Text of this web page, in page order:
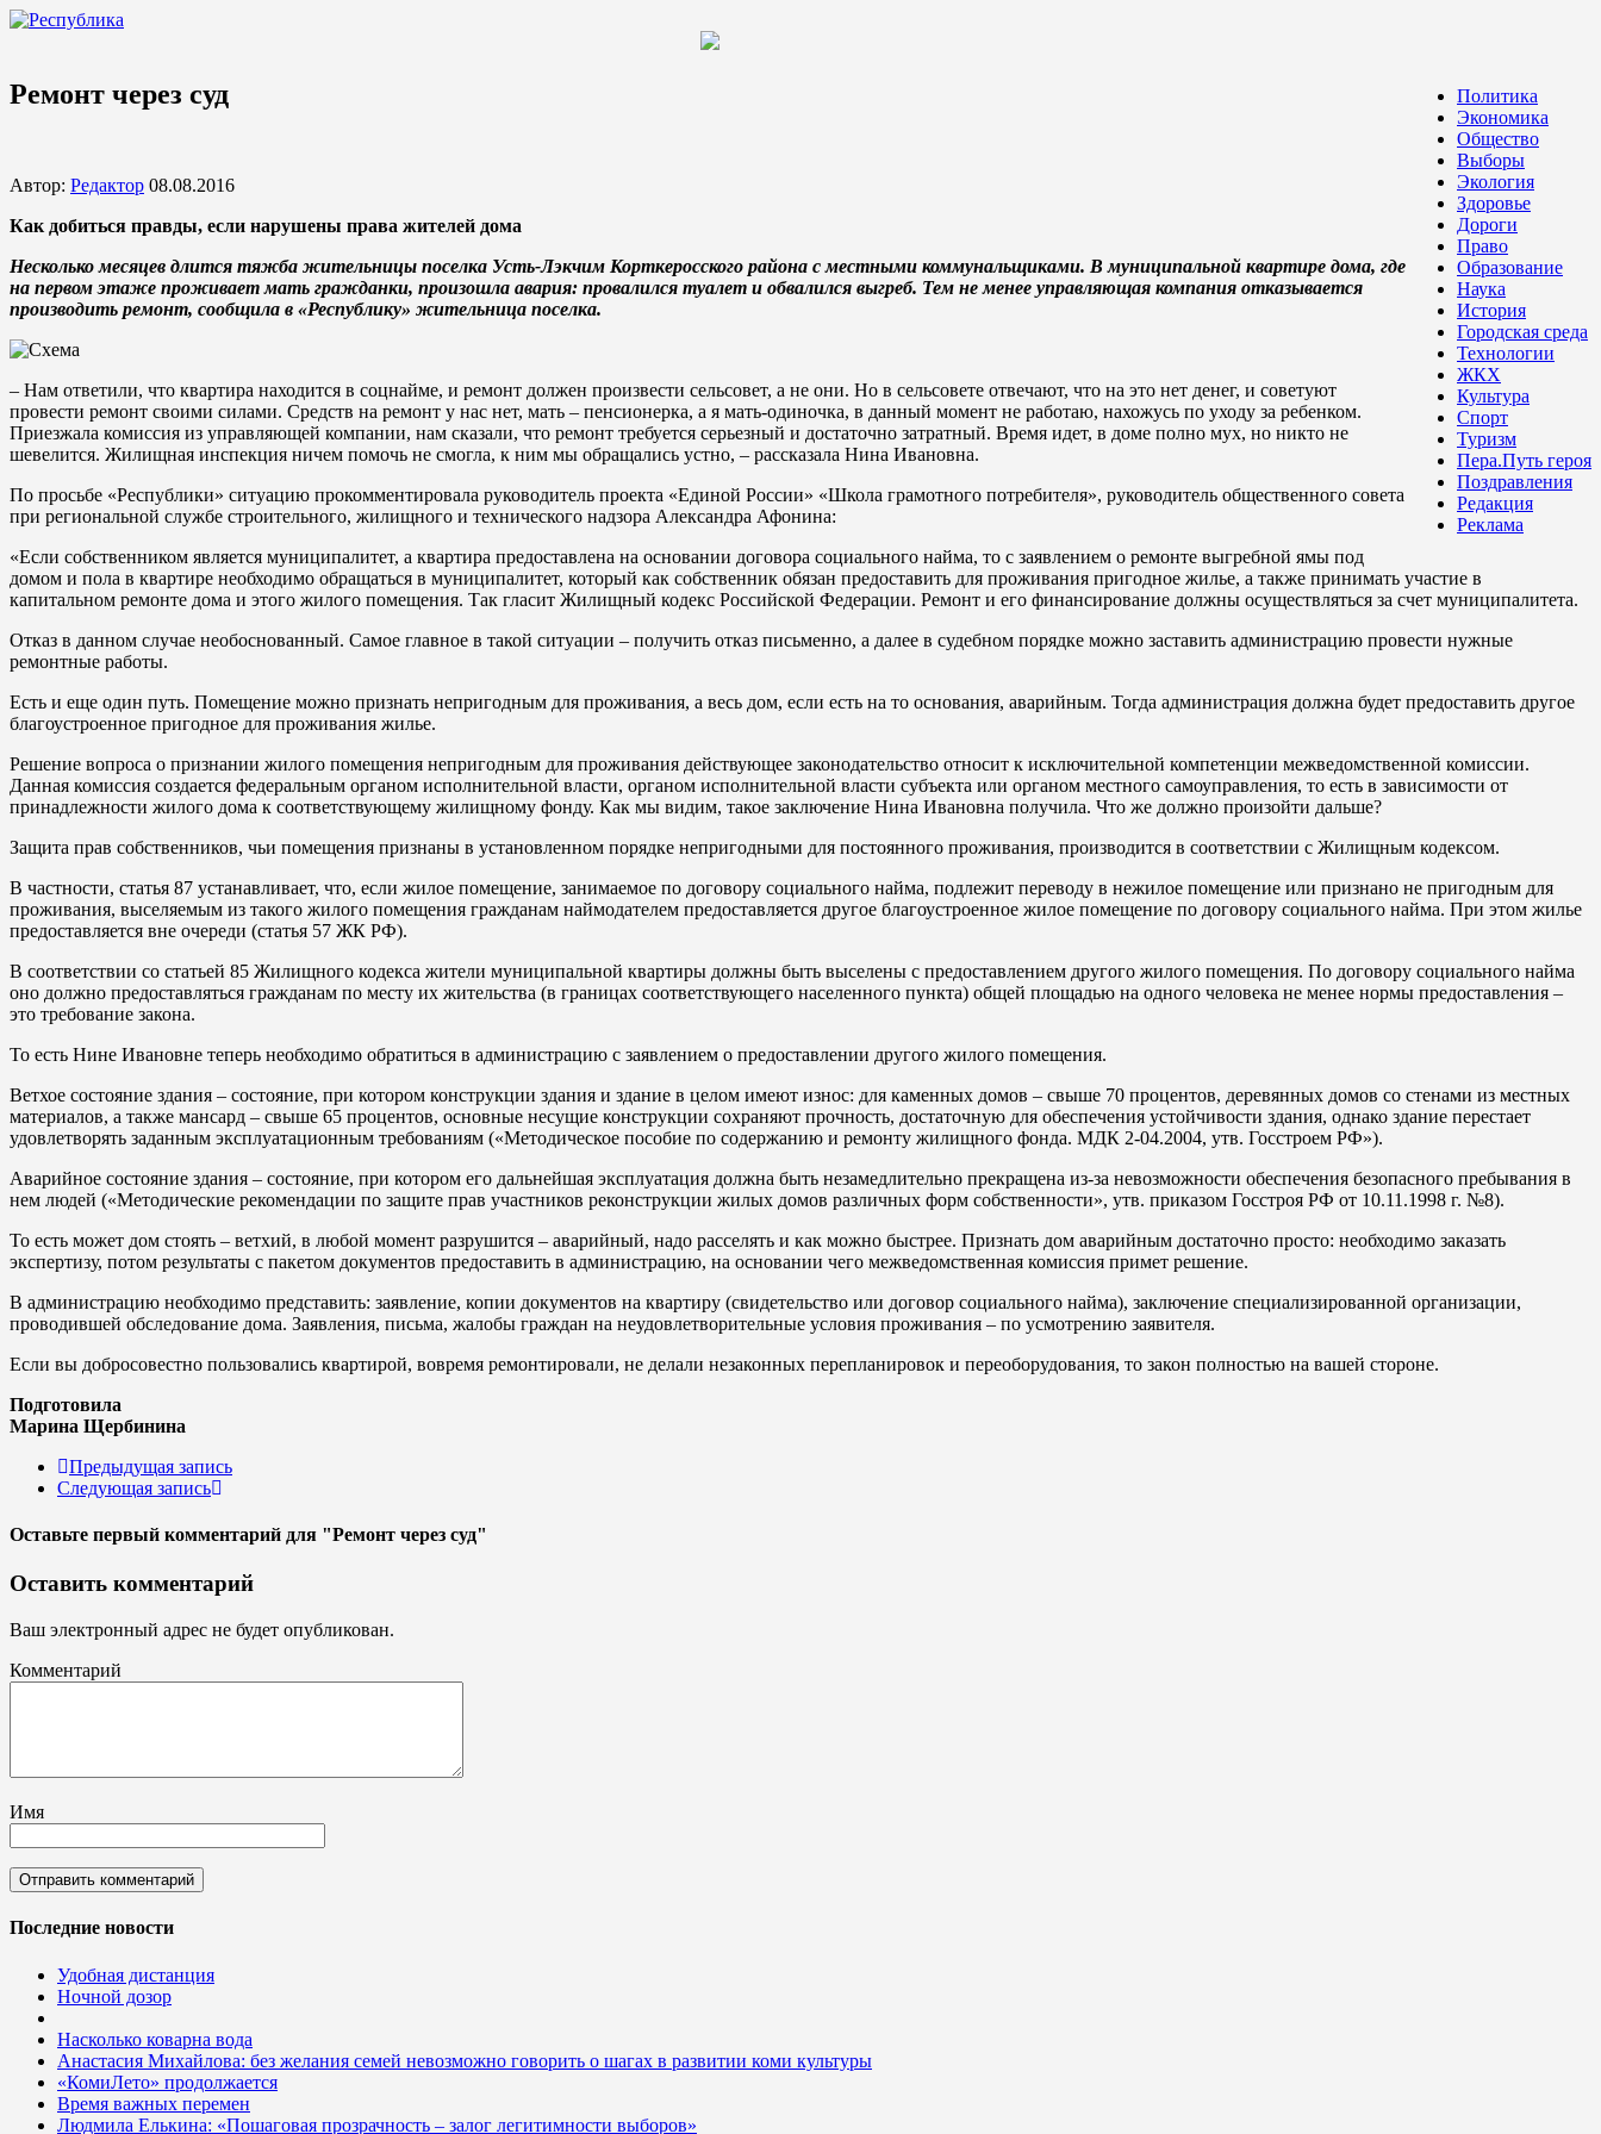
Политика
Экономика
Общество
Выборы
Экология
Здоровье
Дороги
Право
Образование
Наука
История
Городская среда
Технологии
ЖКХ
Культура
Спорт
Туризм
Пера.Путь героя
Поздравления
Редакция
Реклама
Ремонт через суд
Автор: Редактор 08.08.2016
Как добиться правды, если нарушены права жителей дома
Несколько месяцев длится тяжба жительницы поселка Усть-Лэкчим Корткеросского района с местными коммунальщиками. В муниципальной квартире дома, где
на первом этаже проживает мать гражданки, произошла авария: провалился туалет и обвалился выгреб. Тем не менее управляющая компания отказывается
производить ремонт, сообщила в «Республику» жительница поселка.
– Нам ответили, что квартира находится в соцнайме, и ремонт должен произвести сельсовет, а не они. Но в сельсовете отвечают, что на это нет денег, и советуют
провести ремонт своими силами. Средств на ремонт у нас нет, мать – пенсионерка, а я мать-одиночка, в данный момент не работаю, нахожусь по уходу за ребенком.
Приезжала комиссия из управляющей компании, нам сказали, что ремонт требуется серьезный и достаточно затратный. Время идет, в доме полно мух, но никто не
шевелится. Жилищная инспекция ничем помочь не смогла, к ним мы обращались устно, – рассказала Нина Ивановна.
По просьбе «Республики» ситуацию прокомментировала руководитель проекта «Единой России» «Школа грамотного потребителя», руководитель общественного совета
при региональной службе строительного, жилищного и технического надзора Александра Афонина:
«Если собственником является муниципалитет, а квартира предоставлена на основании договора социального найма, то с заявлением о ремонте выгребной ямы под
домом и пола в квартире необходимо обращаться в муниципалитет, который как собственник обязан предоставить для проживания пригодное жилье, а также принимать участие в
капитальном ремонте дома и этого жилого помещения. Так гласит Жилищный кодекс Российской Федерации. Ремонт и его финансирование должны осуществляться за счет муниципалитета.
Отказ в данном случае необоснованный. Самое главное в такой ситуации – получить отказ письменно, а далее в судебном порядке можно заставить администрацию провести нужные
ремонтные работы.
Есть и еще один путь. Помещение можно признать непригодным для проживания, а весь дом, если есть на то основания, аварийным. Тогда администрация должна будет предоставить другое
благоустроенное пригодное для проживания жилье.
Решение вопроса о признании жилого помещения непригодным для проживания действующее законодательство относит к исключительной компетенции межведомственной комиссии.
Данная комиссия создается федеральным органом исполнительной власти, органом исполнительной власти субъекта или органом местного самоуправления, то есть в зависимости от
принадлежности жилого дома к соответствующему жилищному фонду. Как мы видим, такое заключение Нина Ивановна получила. Что же должно произойти дальше?
Защита прав собственников, чьи помещения признаны в установленном порядке непригодными для постоянного проживания, производится в соответствии с Жилищным кодексом.
В частности, статья 87 устанавливает, что, если жилое помещение, занимаемое по договору социального найма, подлежит переводу в нежилое помещение или признано не пригодным для
проживания, выселяемым из такого жилого помещения гражданам наймодателем предоставляется другое благоустроенное жилое помещение по договору социального найма. При этом жилье
предоставляется вне очереди (статья 57 ЖК РФ).
В соответствии со статьей 85 Жилищного кодекса жители муниципальной квартиры должны быть выселены с предоставлением другого жилого помещения. По договору социального найма
оно должно предоставляться гражданам по месту их жительства (в границах соответствующего населенного пункта) общей площадью на одного человека не менее нормы предоставления –
это требование закона.
То есть Нине Ивановне теперь необходимо обратиться в администрацию с заявлением о предоставлении другого жилого помещения.
Ветхое состояние здания – состояние, при котором конструкции здания и здание в целом имеют износ: для каменных домов – свыше 70 процентов, деревянных домов со стенами из местных
материалов, а также мансард – свыше 65 процентов, основные несущие конструкции сохраняют прочность, достаточную для обеспечения устойчивости здания, однако здание перестает
удовлетворять заданным эксплуатационным требованиям («Методическое пособие по содержанию и ремонту жилищного фонда. МДК 2-04.2004, утв. Госстроем РФ»).
Аварийное состояние здания – состояние, при котором его дальнейшая эксплуатация должна быть незамедлительно прекращена из-за невозможности обеспечения безопасного пребывания в
нем людей («Методические рекомендации по защите прав участников реконструкции жилых домов различных форм собственности», утв. приказом Госстроя РФ от 10.11.1998 г. №8).
То есть может дом стоять – ветхий, в любой момент разрушится – аварийный, надо расселять и как можно быстрее. Признать дом аварийным достаточно просто: необходимо заказать
экспертизу, потом результаты с пакетом документов предоставить в администрацию, на основании чего межведомственная комиссия примет решение.
В администрацию необходимо представить: заявление, копии документов на квартиру (свидетельство или договор социального найма), заключение специализированной организации,
проводившей обследование дома. Заявления, письма, жалобы граждан на неудовлетворительные условия проживания – по усмотрению заявителя.
Если вы добросовестно пользовались квартирой, вовремя ремонтировали, не делали незаконных перепланировок и переоборудования, то закон полностью на вашей стороне.
Подготовила
Марина Щербинина
Предыдущая запись
Следующая запись
Оставьте первый комментарий для "Ремонт через суд"
Оставить комментарий
Ваш электронный адрес не будет опубликован.
Комментарий
Имя
Последние новости
Удобная дистанция
Ночной дозор
Насколько коварна вода
Анастасия Михайлова: без желания семей невозможно говорить о шагах в развитии коми культуры
«КомиЛето» продолжается
Время важных перемен
Людмила Елькина: «Пошаговая прозрачность – залог легитимности выборов»